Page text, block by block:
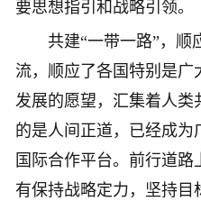
要思想指引和战略引领。
共建“一带一路”，顺
流，顺应了各国特别是广
发展的愿望，汇集着人类
的是人间正道，已经成为
国际合作平台。前行道
有保持战略定力，坚持目